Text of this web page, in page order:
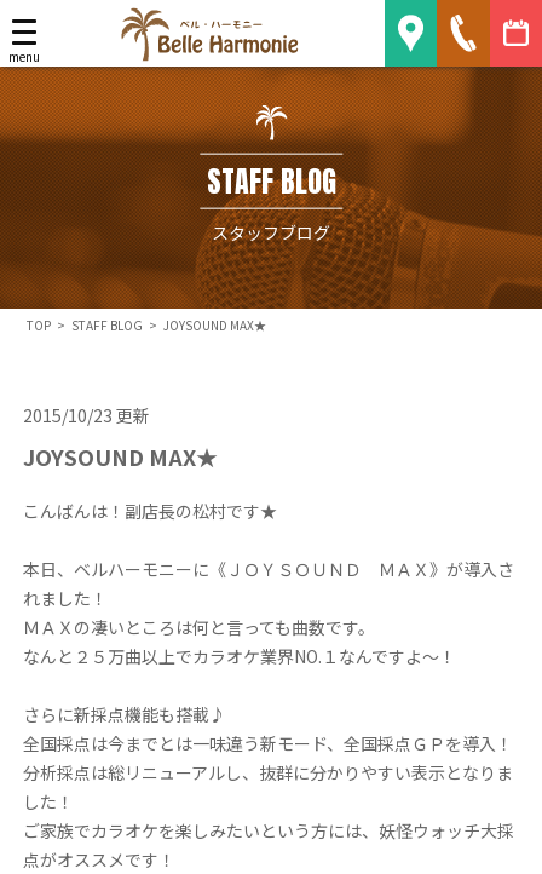
menu
STAFF BLOG
スタッフブログ
TOP > STAFF BLOG > JOYSOUND MAX★
2015/10/23 更新
JOYSOUND MAX★
こんばんは！副店長の松村です★
本日、ベルハーモニーに《ＪＯＹＳＯＵＮＤ ＭＡＸ》が導入さ
れました！
ＭＡＸの凄いところは何と言っても曲数です。
なんと２５万曲以上でカラオケ業界NО.１なんですよ～！
さらに新採点機能も搭載♪
全国採点は今までとは一味違う新モード、全国採点ＧＰを導入！
分析採点は総リニューアルし、抜群に分かりやすい表示となりま
した！
ご家族でカラオケを楽しみたいという方には、妖怪ウォッチ大採
点がオススメです！